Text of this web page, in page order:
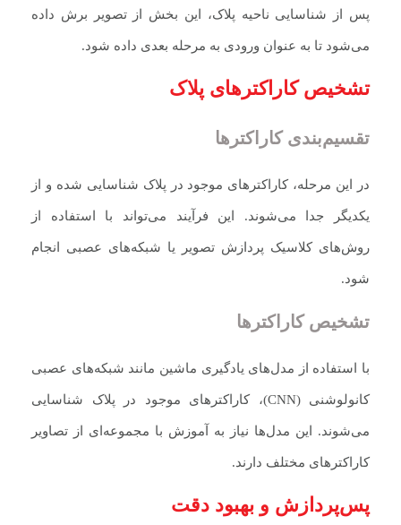
پس از شناسایی ناحیه پلاک، این بخش از تصویر برش داده
می‌شود تا به عنوان ورودی به مرحله بعدی داده شود.
تشخیص کاراکترهای پلاک
تقسیم‌بندی کاراکترها
در این مرحله، کاراکترهای موجود در پلاک شناسایی شده و از
یکدیگر جدا می‌شوند. این فرآیند می‌تواند با استفاده از
روش‌های کلاسیک پردازش تصویر یا شبکه‌های عصبی انجام
شود.
تشخیص کاراکترها
با استفاده از مدل‌های یادگیری ماشین مانند شبکه‌های عصبی
کانولوشنی (CNN)، کاراکترهای موجود در پلاک شناسایی
می‌شوند. این مدل‌ها نیاز به آموزش با مجموعه‌ای از تصاویر
کاراکترهای مختلف دارند.
پس‌پردازش و بهبود دقت